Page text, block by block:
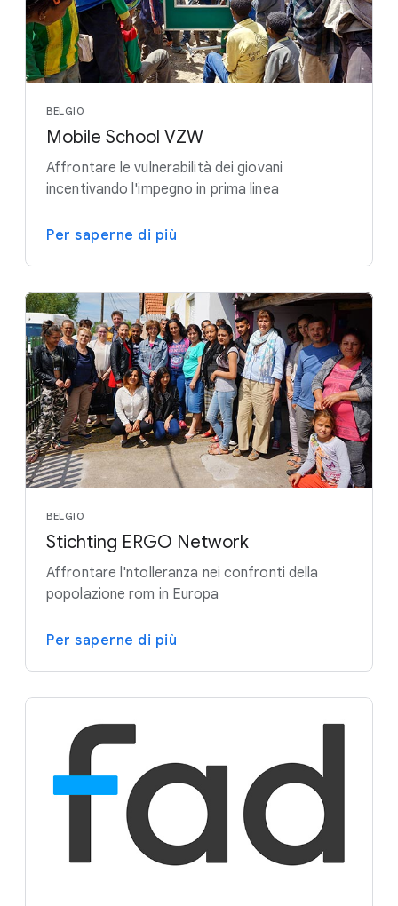
BELGIO
Mobile School VZW
Affrontare le vulnerabilità dei giovani
incentivando l'impegno in prima linea
Per saperne di più
BELGIO
Stichting ERGO Network
Affrontare l'ntolleranza nei confronti della
popolazione rom in Europa
Per saperne di più